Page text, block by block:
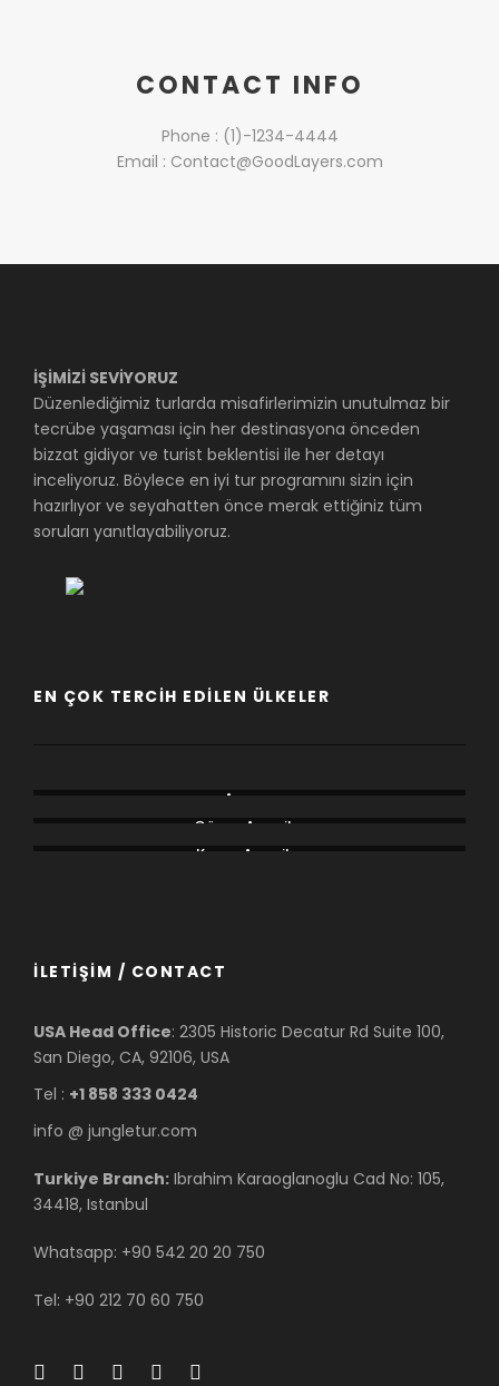
CONTACT INFO
Phone : (1)-1234-4444
Email : Contact@GoodLayers.com
İŞİMİZİ SEVİYORUZ
Düzenlediğimiz turlarda misafirlerimizin unutulmaz bir
tecrübe yaşaması için her destinasyona önceden
bizzat gidiyor ve turist beklentisi ile her detayı
inceliyoruz. Böylece en iyi tur programını sizin için
hazırlıyor ve seyahatten önce merak ettiğiniz tüm
soruları yanıtlayabiliyoruz.
EN ÇOK TERCIH EDILEN ÜLKELER
Avrupa
Güney Amerika
Kuzey Amerika
İLETİŞİM / CONTACT
USA Head Office: 2305 Historic Decatur Rd Suite 100,
San Diego, CA, 92106, USA
Tel : +1 858 333 0424
info @ jungletur.com
Turkiye Branch: Ibrahim Karaoglanoglu Cad No: 105,
34418, Istanbul
Whatsapp: +90 542 20 20 750
Tel: +90 212 70 60 750